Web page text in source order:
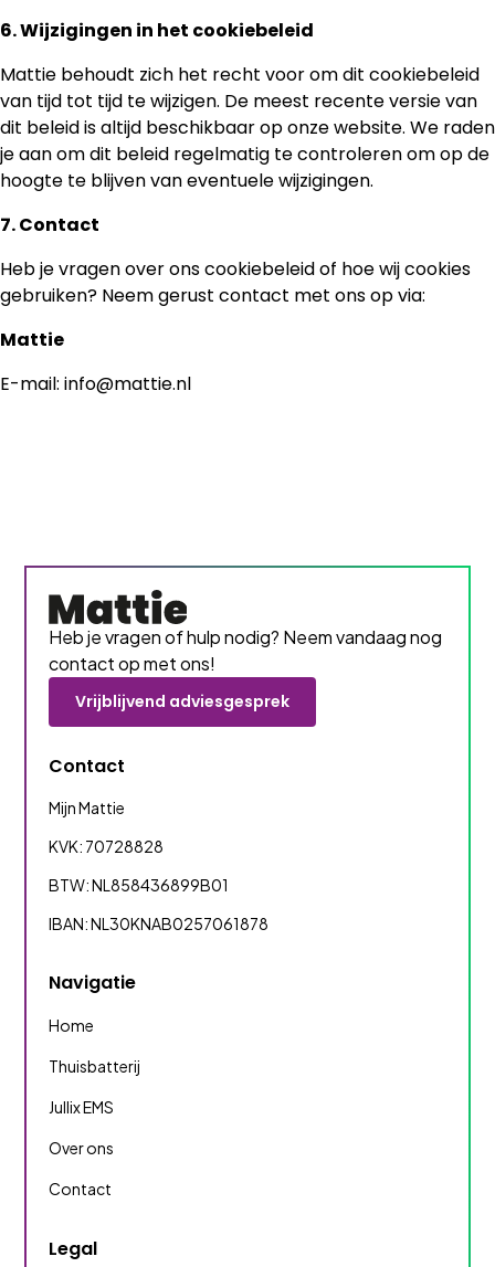
6. Wijzigingen in het cookiebeleid
Mattie behoudt zich het recht voor om dit cookiebeleid
van tijd tot tijd te wijzigen. De meest recente versie van
dit beleid is altijd beschikbaar op onze website. We raden
je aan om dit beleid regelmatig te controleren om op de
hoogte te blijven van eventuele wijzigingen.
7. Contact
Heb je vragen over ons cookiebeleid of hoe wij cookies
gebruiken? Neem gerust contact met ons op via:
Mattie
E-mail: info@mattie.nl
Heb je vragen of hulp nodig? Neem vandaag nog
contact op met ons!
Vrijblijvend adviesgesprek
Contact
Mijn Mattie
KVK: 70728828
BTW: NL858436899B01
IBAN: NL30KNAB0257061878
Navigatie
Home
Thuisbatterij
Jullix EMS
Over ons
Contact
Legal